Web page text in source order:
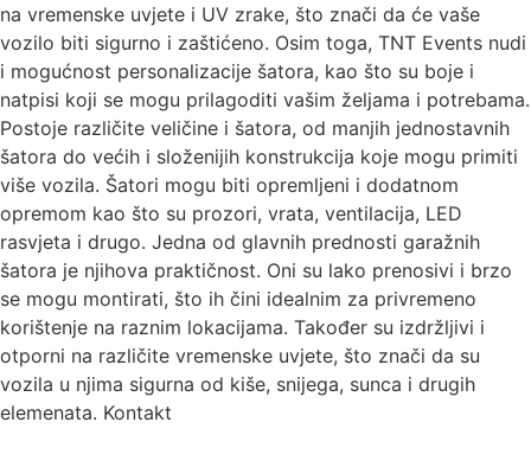
na vremenske uvjete i UV zrake, što znači da će vaše
vozilo biti sigurno i zaštićeno. Osim toga, TNT Events nudi
i mogućnost personalizacije šatora, kao što su boje i
natpisi koji se mogu prilagoditi vašim željama i potrebama.
Postoje različite veličine i šatora, od manjih jednostavnih
šatora do većih i složenijih konstrukcija koje mogu primiti
više vozila. Šatori mogu biti opremljeni i dodatnom
opremom kao što su prozori, vrata, ventilacija, LED
rasvjeta i drugo. Jedna od glavnih prednosti garažnih
šatora je njihova praktičnost. Oni su lako prenosivi i brzo
se mogu montirati, što ih čini idealnim za privremeno
korištenje na raznim lokacijama. Također su izdržljivi i
otporni na različite vremenske uvjete, što znači da su
vozila u njima sigurna od kiše, snijega, sunca i drugih
elemenata. Kontakt